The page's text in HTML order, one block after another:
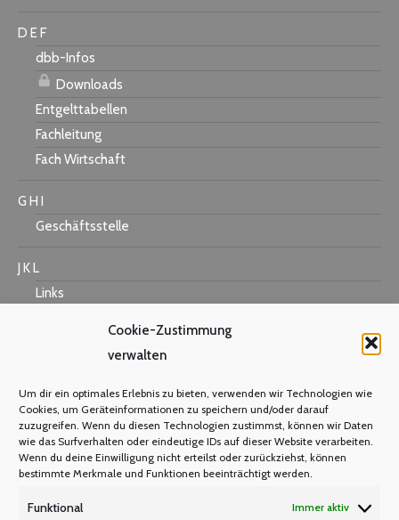
Cookie-Zustimmung
verwalten
Um dir ein optimales Erlebnis zu bieten, verwenden wir Technologien wie
Cookies, um Geräteinformationen zu speichern und/oder darauf
zuzugreifen. Wenn du diesen Technologien zustimmst, können wir Daten
wie das Surfverhalten oder eindeutige IDs auf dieser Website verarbeiten.
Wenn du deine Einwilligung nicht erteilst oder zurückziehst, können
bestimmte Merkmale und Funktionen beeinträchtigt werden.
Funktional Immer aktiv
D E F
dbb-Infos
Downloads
Entgelttabellen
Fachleitung
Fach Wirtschaft
G H I
Geschäftsstelle
J K L
Links
Mastercard
Warum Mitglied werden?
Mitgliedsbeitrag
Mitglied werden